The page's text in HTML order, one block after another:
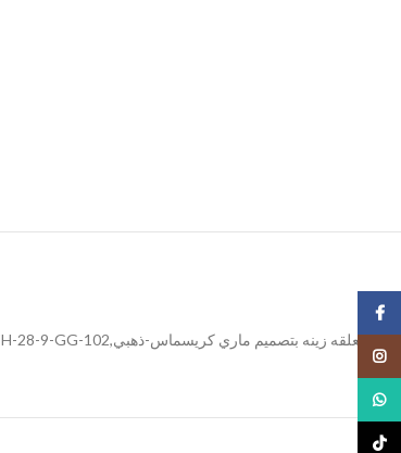
لافته معلقه زينه بتصميم ماري كريسماس-ذهبي,FTH-28-9-GG-102
Instagram